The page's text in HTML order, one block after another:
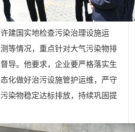
建国实地检查污染治理设施运
等情况，重点针对大气污染物排
导。他要求，企业要严格落实生
化做好治污设施管护运维，严守
染物稳定达标排放，持续巩固提